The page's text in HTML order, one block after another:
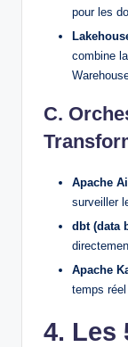
pour les
combine
C.
Apache
surveiller
dbt (data
Apache
temps réel
4. Les